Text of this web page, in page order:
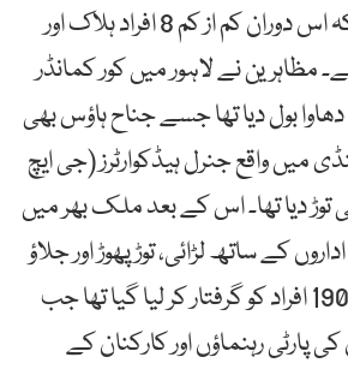
پہنچایا گیا تھا جب کہ اس دوران کم از کم 8 افراد ہلاک اور
مظاہرین نے لاہور میں کور کمانڈر
بول دیا تھا جسے جناح ہاؤس بھی
میں واقع جنرل ہیڈکوارٹرز (جی ایچ
دیا تھا۔ اس کے بعد ملک بھر میں
کے ساتھ لڑائی، توڑ پھوڑ اور جلاؤ
گھیراؤ میں ملوث 1900 افراد کو گرفتار کر لیا گیا تھا جب
پارٹی رہنماؤں اور کارکنان کے